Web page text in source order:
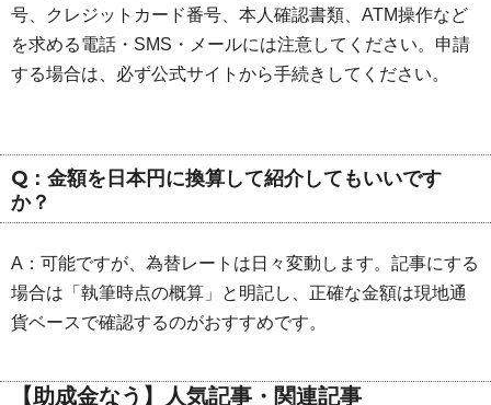
号、クレジットカード番号、本人確認書類、ATM操作など
を求める電話・SMS・メールには注意してください。申請
する場合は、必ず公式サイトから手続きしてください。
Q：金額を日本円に換算して紹介してもいいです
か？
A：可能ですが、為替レートは日々変動します。記事にする
場合は「執筆時点の概算」と明記し、正確な金額は現地通
貨ベースで確認するのがおすすめです。
【助成金なう】人気記事・関連記事